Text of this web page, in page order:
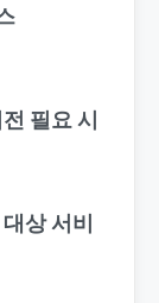
필요 시
상 서비